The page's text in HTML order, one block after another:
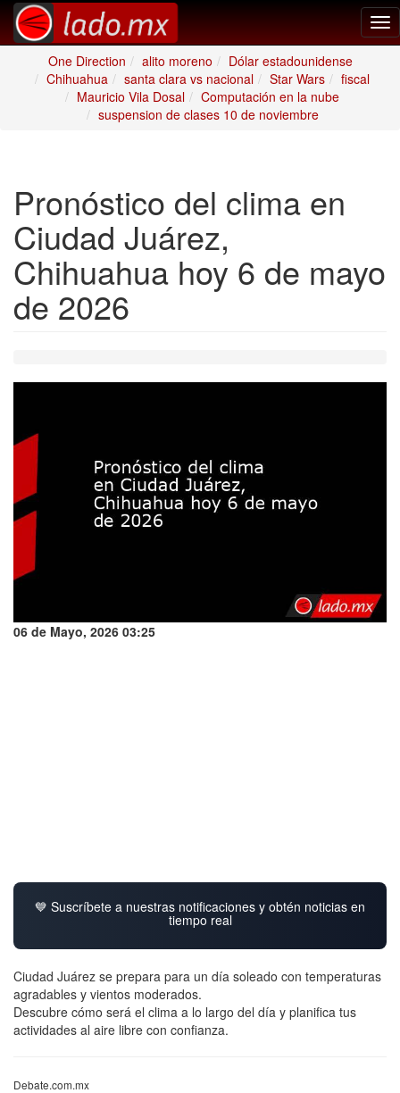
One Direction
alito moreno
Dólar estadounidense
Chihuahua
santa clara vs nacional Star Wars
fiscal
Mauricio Vila Dosal
Computación en la nube
suspension de clases 10 de noviembre
Pronóstico del clima en
Ciudad Juárez,
Chihuahua hoy 6 de mayo
de 2026
06 de Mayo, 2026 03:25
💙 Suscríbete a nuestras notificaciones y obtén noticias en
tiempo real
Ciudad Juárez se prepara para un día soleado con temperaturas
agradables y vientos moderados.
Descubre cómo será el clima a lo largo del día y planifica tus
actividades al aire libre con confianza.
Debate.com.mx